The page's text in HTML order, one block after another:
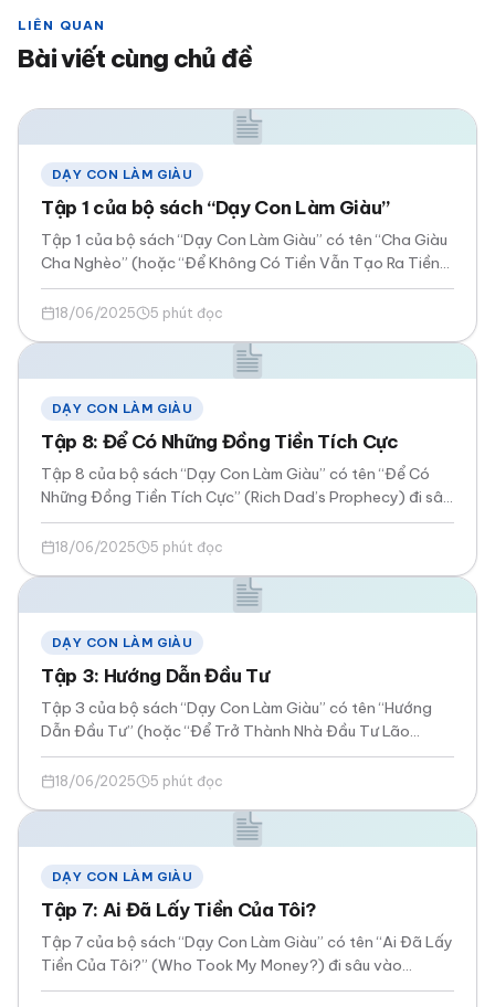
LIÊN QUAN
Bài viết cùng chủ đề
DẠY CON LÀM GIÀU
Tập 1 của bộ sách “Dạy Con Làm Giàu”
Tập 1 của bộ sách “Dạy Con Làm Giàu” có tên “Cha Giàu
Cha Nghèo” (hoặc “Để Không Có Tiền Vẫn Tạo Ra Tiền”)
…
18/06/2025 5 phút đọc
DẠY CON LÀM GIÀU
Tập 8: Để Có Những Đồng Tiền Tích Cực
Tập 8 của bộ sách “Dạy Con Làm Giàu” có tên “Để Có
Những Đồng Tiền Tích Cực” (Rich Dad’s Prophecy) đi sâu
vào…
18/06/2025 5 phút đọc
DẠY CON LÀM GIÀU
Tập 3: Hướng Dẫn Đầu Tư
Tập 3 của bộ sách “Dạy Con Làm Giàu” có tên “Hướng
Dẫn Đầu Tư” (hoặc “Để Trở Thành Nhà Đầu Tư Lão
Luyện”)…
18/06/2025 5 phút đọc
DẠY CON LÀM GIÀU
Tập 7: Ai Đã Lấy Tiền Của Tôi?
Tập 7 của bộ sách “Dạy Con Làm Giàu” có tên “Ai Đã Lấy
Tiền Của Tôi?” (Who Took My Money?) đi sâu vào…